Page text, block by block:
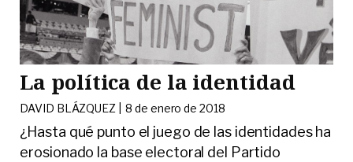
La política de la identidad
DAVID BLÁZQUEZ |8 de enero de 2018
¿Hasta qué punto el juego de las identidades ha
erosionado la base electoral del Partido